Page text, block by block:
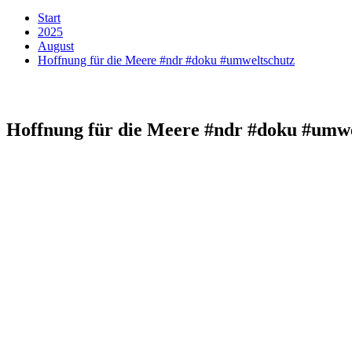
Start
2025
August
Hoffnung für die Meere #ndr #doku #umweltschutz
Hoffnung für die Meere #ndr #doku